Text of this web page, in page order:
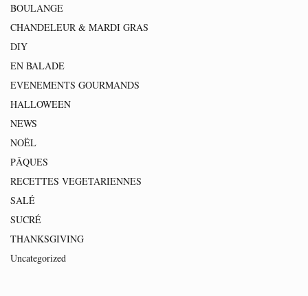
BOULANGE
CHANDELEUR & MARDI GRAS
DIY
EN BALADE
EVENEMENTS GOURMANDS
HALLOWEEN
NEWS
NOËL
PÂQUES
RECETTES VEGETARIENNES
SALÉ
SUCRÉ
THANKSGIVING
Uncategorized